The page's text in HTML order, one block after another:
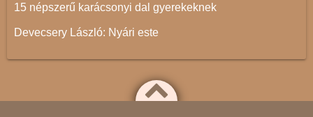
15 népszerű karácsonyi dal gyerekeknek
Devecsery László: Nyári este